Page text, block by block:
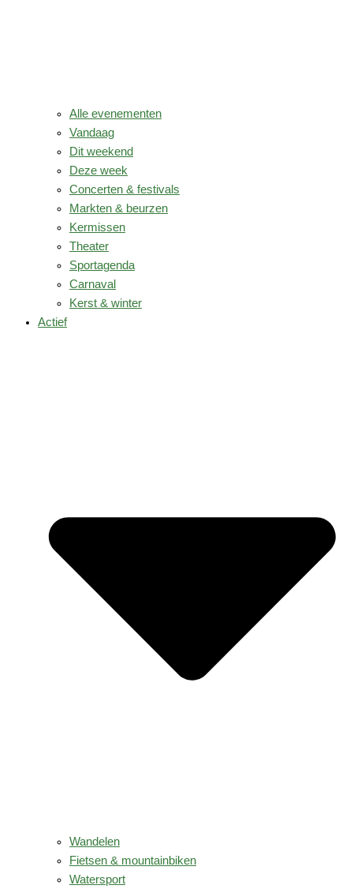
Alle evenementen
Vandaag
Dit weekend
Deze week
Concerten & festivals
Markten & beurzen
Kermissen
Theater
Sportagenda
Carnaval
Kerst & winter
Actief
Wandelen
Fietsen & mountainbiken
Watersport